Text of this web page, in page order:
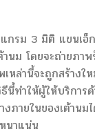
กรม 3 มิติ แขนเอ็
านม โดยจะถ่ายภา
หล่านี้จะถูกสร้าง
นี้ทำให้ผู้ให้บริการ
งภายในของเต้านม
นาแน่น